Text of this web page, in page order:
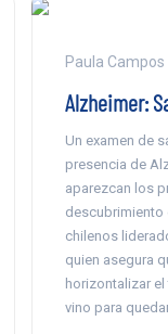
Paula Campos
Alzheimer:
Un examen de
presencia de
aparezcan los
chilenos
quien asegura
horizontalizar
vino para